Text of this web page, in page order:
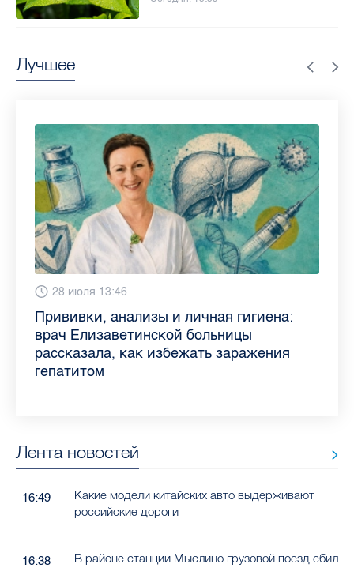
Лучшее
Вчера 9:02
Piter.TV находится в ТОП-10 рейтинга
самых цитируемых СМИ Петербурга и
Ленобласти во II квартале 2026 года
28 июля 13:46
Прививки, анализы и личная гигиена:
врач Елизаветинской больницы
рассказала, как избежать заражения
гепатитом
13 июля 9:05
Как обезопасить ребенка летом: советы
педиатра для родителей
3 июля 11:56
Проходные баллы в вузах СПб — 2026:
где самый высокий и самый низкий
конкурс
23 июня 9:10
Врач назвала неожиданные причины
воспаления ахиллова сухожилия летом
16 июня 11:37
Декрет без потери дохода: эксперт
рассказала о возможностях для
работающих родителей
11 июня 12:37
Что такое рассеянный склероз: невролог
Елизаветинской больницы ответила на
главные вопросы о заболевании
3 июня 10:02
Бамбл с вишней и лимонад с имбирем:
какие напитки можно приготовить дома
в жару
Лента новостей
16:49
Какие модели китайских авто выдерживают
российские дороги
16:38
В районе станции Мыслино грузовой поезд сбил